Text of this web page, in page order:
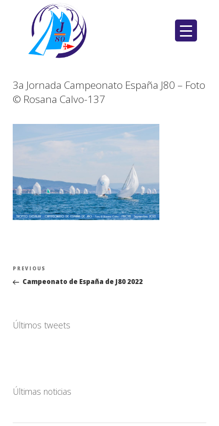
3a Jornada Campeonato España J80 – Foto
© Rosana Calvo-137
Navegación
entradas
Previous
Post
PREVIOUS
Campeonato de España de J80 2022
Últimos tweets
Últimas noticias